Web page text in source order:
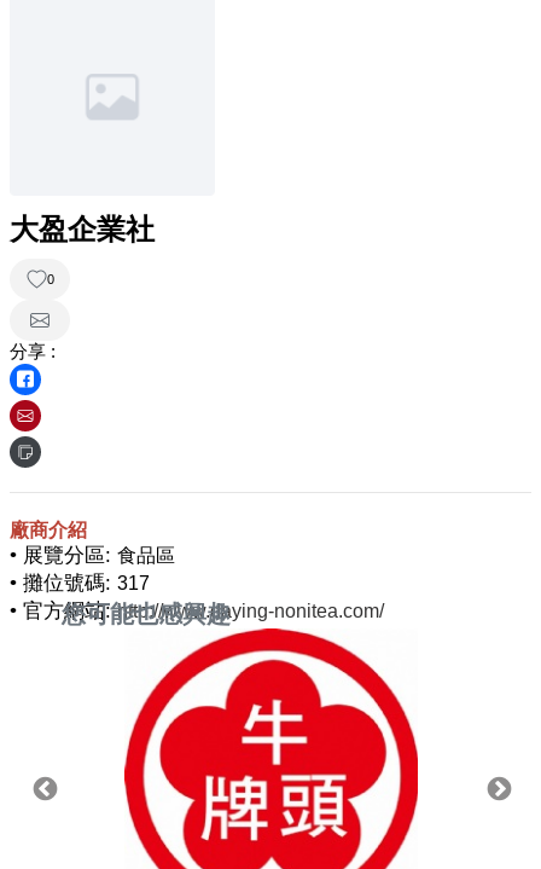
大盈企業社
0
分享 :
廠商介紹
• 展覽分區: 食品區
• 攤位號碼: 317
• 官方網站:http://www.daying-nonitea.com/
您可能也感興趣